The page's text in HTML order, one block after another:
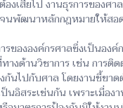
งเสียไป งานธุรการของศ
พัฒนาหลักกฎหมายให้สอ
ององค์กรศาลซึ่งเป็นองค์
งด้านวิชาการ เช่น การติ
กันไปกับศาล โดยงานชี้ข
ป็นอิสระเช่นกัน เพราะเมื่